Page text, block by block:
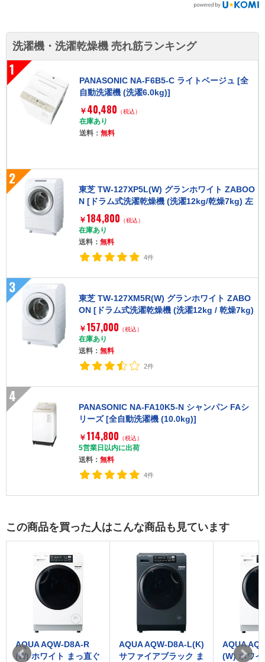
洗濯機・洗濯乾燥機 売れ筋ランキング
1
PANASONIC NA-F6B5-C ライトベージュ [全
自動洗濯機 (洗濯6.0kg)]
￥ 40,480 （税込）
在庫あり
送料：無料
2
東芝 TW-127XP5L(W) グランホワイト ZABOO
N [ドラム式洗濯乾燥機 (洗濯12kg/乾燥7kg) 左
開き]
￥ 184,800 （税込）
在庫あり
送料：無料
4件
3
東芝 TW-127XM5R(W) グランホワイト ZABO
ON [ドラム式洗濯乾燥機 (洗濯12kg / 乾燥7kg)
右開き]
￥ 157,000 （税込）
在庫あり
送料：無料
2件
4
PANASONIC NA-FA10K5-N シャンパン FAシ
リーズ [全自動洗濯機 (10.0kg)]
￥ 114,800 （税込）
5営業日以内に出荷
送料：無料
4件
この商品を買った人はこんな商品も見ています
AQUA AQW-D8A-R
(W) ホワイト まっ直ぐ
AQUA AQW-D8A-L(K)
サファイアブラック ま
AQUA
(W) ホワ